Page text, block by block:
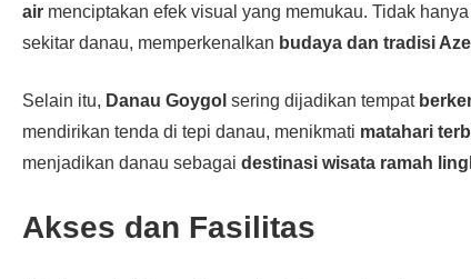
air menciptakan efek visual yang memukau. Tidak
sekitar danau, memperkenalkan budaya dan tradisi
Selain itu, Danau Goygol sering dijadikan tempat
mendirikan tenda di tepi danau, menikmati matahari
menjadikan danau sebagaidestinasi wisata ramah
Akses dan Fasilitas